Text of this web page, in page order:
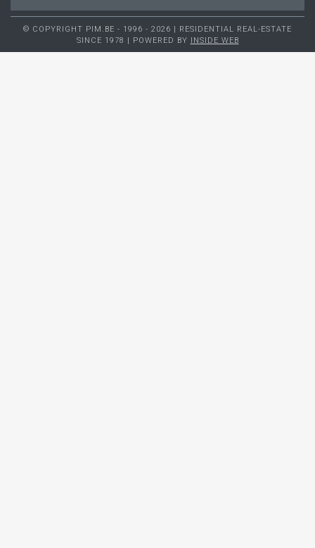
© COPYRIGHT PIM.BE - 1996 - 2026 | RESIDENTIAL REAL-ESTATE
SINCE 1978 | POWERED BY
INSIDE WEB